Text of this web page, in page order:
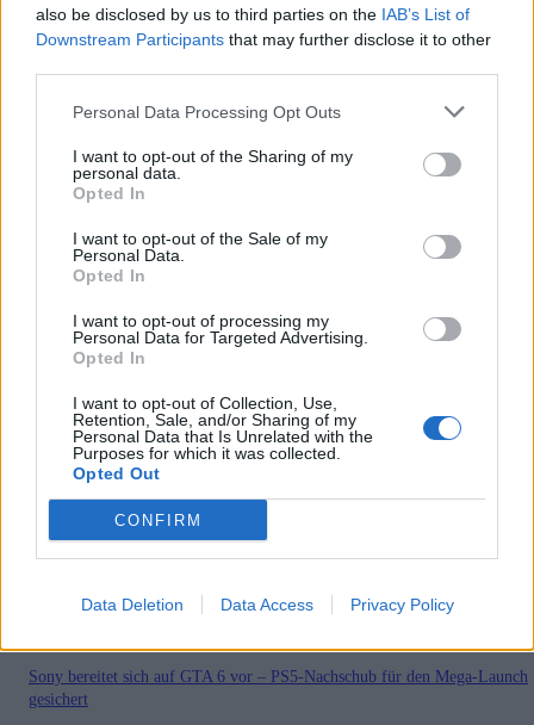
also be disclosed by us to third parties on the IAB’s List of
Downstream Participants that may further disclose it to other
Personal Data Processing Opt Outs
I want to opt-out of the Sharing of my
personal data.
Opted In
I want to opt-out of the Sale of my
Personal Data.
Opted In
I want to opt-out of processing my
Personal Data for Targeted Advertising.
Opted In
I want to opt-out of Collection, Use,
Retention, Sale, and/or Sharing of my
Personal Data that Is Unrelated with the
Purposes for which it was collected.
Opted Out
CONFIRM
Data Deletion Data Access Privacy Policy
Suche
Kategorien
E-Sport
E3 | GamesCom | Events | Messen
Gadgets
Gadgets | Zubehör | Technik
PlayStation
Preishits | Sonderangebote
Reviews
Sonderartikel
Store Update DACH PlayStation Plus
BELIEBT
Sony bereitet sich auf GTA 6 vor – PS5-Nachschub für den Mega-Launch
gesichert